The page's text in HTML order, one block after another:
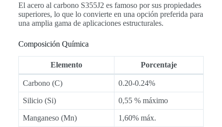
El acero al carbono S355J2 es famoso por sus propiedades
superiores, lo que lo convierte en una opción preferida para
una amplia gama de aplicaciones estructurales.
Composición Química
Elemento Porcentaje
Carbono (C) 0.20-0.24%
Silicio (Si) 0,55 % máximo
Manganeso (Mn) 1,60% máx.